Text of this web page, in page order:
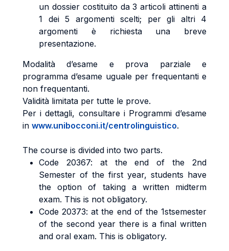
un dossier costituito da 3 articoli attinenti a
1 dei 5 argomenti scelti; per gli altri 4
argomenti è richiesta una breve
presentazione.
Modalità d’esame e prova parziale e
programma d’esame uguale per frequentanti e
non frequentanti.
Validità limitata per tutte le prove.
Per i dettagli, consultare i Programmi d’esame
in www.unibocconi.it/centrolinguistico.
The course is divided into two parts.
Code 20367: at the end of the 2nd
Semester of the first year, students have
the option of taking a written midterm
exam. This is not obligatory.
Code 20373: at the end of the 1stsemester
of the second year there is a final written
and oral exam. This is obligatory.